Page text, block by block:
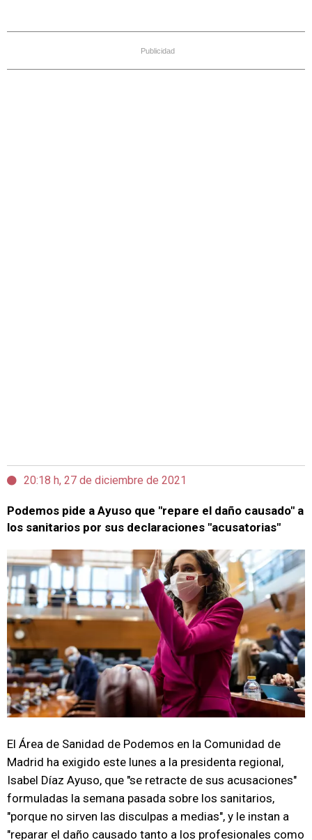
Publicidad
20:18 h, 27 de diciembre de 2021
Podemos pide a Ayuso que "repare el daño causado" a
los sanitarios por sus declaraciones "acusatorias"
El Área de Sanidad de Podemos en la Comunidad de
Madrid ha exigido este lunes a la presidenta regional,
Isabel Díaz Ayuso, que "se retracte de sus acusaciones"
formuladas la semana pasada sobre los sanitarios,
"porque no sirven las disculpas a medias", y le instan a
"reparar el daño causado tanto a los profesionales como